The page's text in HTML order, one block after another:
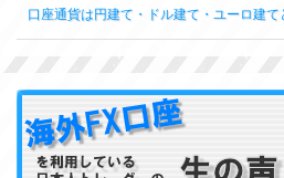
口座通貨は円建て・ドル建て・ユーロ建て